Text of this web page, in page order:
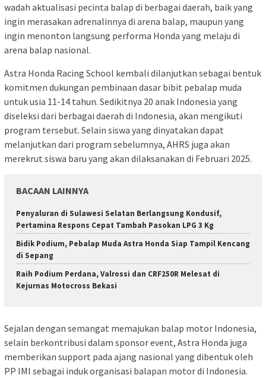
wadah aktualisasi pecinta balap di berbagai daerah, baik yang
ingin merasakan adrenalinnya di arena balap, maupun yang
ingin menonton langsung performa Honda yang melaju di
arena balap nasional.
Astra Honda Racing School kembali dilanjutkan sebagai bentuk
komitmen dukungan pembinaan dasar bibit pebalap muda
untuk usia 11-14 tahun. Sedikitnya 20 anak Indonesia yang
diseleksi dari berbagai daerah di Indonesia, akan mengikuti
program tersebut. Selain siswa yang dinyatakan dapat
melanjutkan dari program sebelumnya, AHRS juga akan
merekrut siswa baru yang akan dilaksanakan di Februari 2025.
BACAAN LAINNYA
Penyaluran di Sulawesi Selatan Berlangsung Kondusif,
Pertamina Respons Cepat Tambah Pasokan LPG 3 Kg
Bidik Podium, Pebalap Muda Astra Honda Siap Tampil Kencang
di Sepang
Raih Podium Perdana, Valrossi dan CRF250R Melesat di
Kejurnas Motocross Bekasi
Sejalan dengan semangat memajukan balap motor Indonesia,
selain berkontribusi dalam sponsor event, Astra Honda juga
memberikan support pada ajang nasional yang dibentuk oleh
PP IMI sebagai induk organisasi balapan motor di Indonesia.